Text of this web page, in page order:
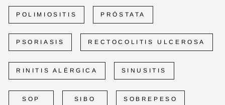
POLIMIOSITIS PRÓSTATA
PSORIASIS RECTOCOLITIS ULCEROSA
RINITIS ALÉRGICA SINUSITIS
SOP SIBO SOBREPESO